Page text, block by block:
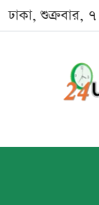
ঢাকা, শুক্রবার,